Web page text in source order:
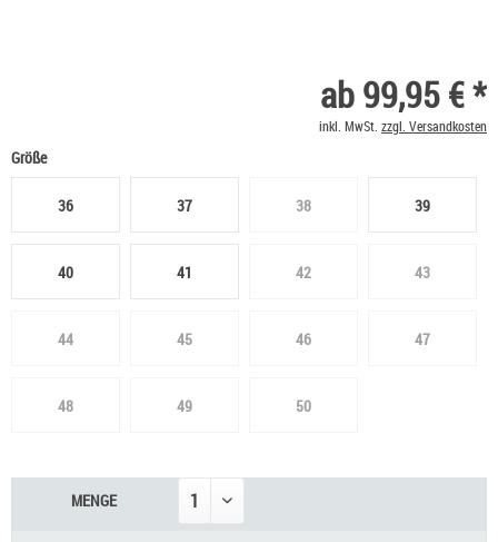
ab 99,95 € *
inkl. MwSt. zzgl. Versandkosten
Größe
36 37 38 39
40 41 42 43
44 45 46 47
48 49 50
MENGE